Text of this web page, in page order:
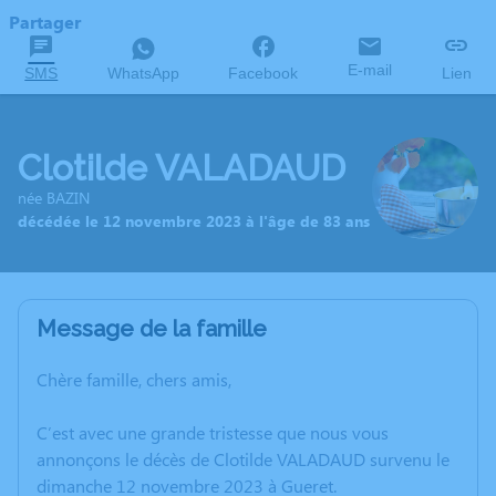
Partager
SMS WhatsApp Facebook E-mail Lien
Clotilde VALADAUD
née BAZIN
décédée le 12 novembre 2023 à l'âge de 83 ans
Message de la famille
Chère famille, chers amis,
C’est avec une grande tristesse que nous vous
annonçons le décès de Clotilde VALADAUD survenu le
dimanche 12 novembre 2023 à Gueret.